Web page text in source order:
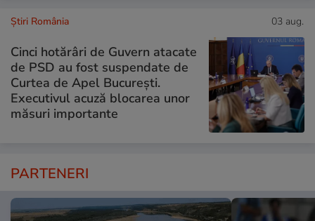
Știri România 03 aug.
Cinci hotărâri de Guvern atacate
de PSD au fost suspendate de
Curtea de Apel București.
Executivul acuză blocarea unor
măsuri importante
PARTENERI